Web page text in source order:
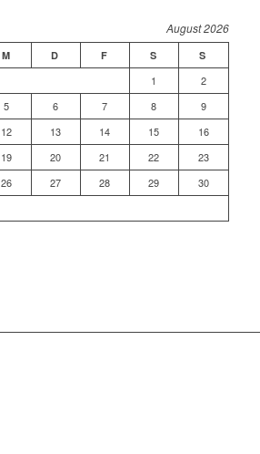
August 2026
M D F S S
1
2
5 6 7 8
9
12 13 14 15
16
19 20 21 22
23
26 27 28 29
30